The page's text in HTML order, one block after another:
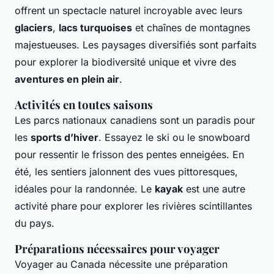
offrent un spectacle naturel incroyable avec leurs
glaciers, lacs turquoises et chaînes de montagnes
majestueuses. Les paysages diversifiés sont parfaits
pour explorer la biodiversité unique et vivre des
aventures en plein air.
Activités en toutes saisons
Les parcs nationaux canadiens sont un paradis pour
les sports d’hiver. Essayez le ski ou le snowboard
pour ressentir le frisson des pentes enneigées. En
été, les sentiers jalonnent des vues pittoresques,
idéales pour la randonnée. Le kayak est une autre
activité phare pour explorer les rivières scintillantes
du pays.
Préparations nécessaires pour voyager
Voyager au Canada nécessite une préparation